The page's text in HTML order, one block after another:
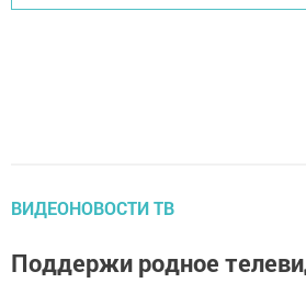
ВИДЕОНОВОСТИ ТВ
Поддержи родное